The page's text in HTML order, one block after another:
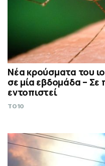
Νέα κρούσματα του
σε μία εβδομάδα – Σε
εντοπιστεί
TO10